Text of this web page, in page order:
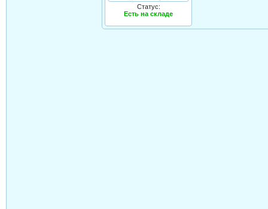
Статус:
Есть на складе